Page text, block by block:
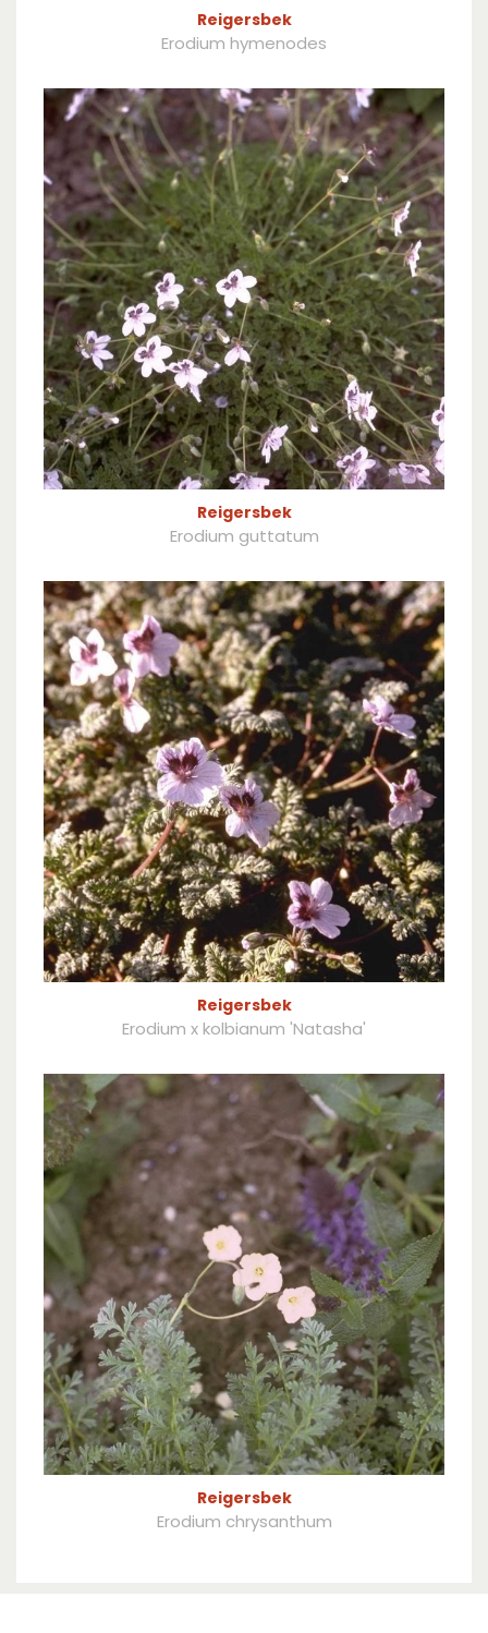
Reigersbek
Erodium hymenodes
Reigersbek
Erodium guttatum
Reigersbek
Erodium x kolbianum 'Natasha'
Reigersbek
Erodium chrysanthum